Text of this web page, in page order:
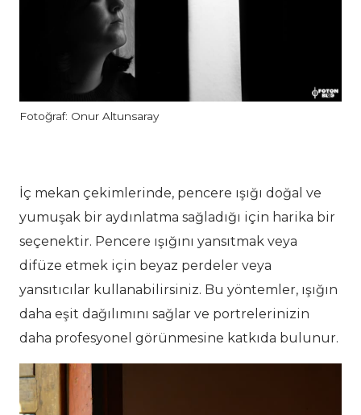
Fotoğraf: Onur Altunsaray
İç mekan çekimlerinde, pencere ışığı doğal ve
yumuşak bir aydınlatma sağladığı için harika bir
seçenektir. Pencere ışığını yansıtmak veya
difüze etmek için beyaz perdeler veya
yansıtıcılar kullanabilirsiniz. Bu yöntemler, ışığın
daha eşit dağılımını sağlar ve portrelerinizin
daha profesyonel görünmesine katkıda bulunur.